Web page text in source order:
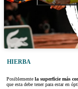
HIERBA
Posiblemente la superficie más
que esta debe tener para estar en